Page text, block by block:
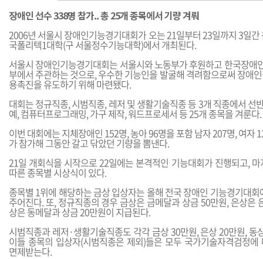
장애인 선수 338명 참가.. 총 25개 종목에서 기량 겨뤄
2006년 서울시 장애인기능경기대회가 오는 21일부터 23일까지 3일
국폴리텍1대학(구 서울정수기능대학)에서 개최된다.
서울시 장애인기능경기대회는 서울시와 노동부가 후원하고 한국장애
부에서 주관하는 것으로, 우수한 기능인을 발굴해 격려함으로써 장애
용촉진을 유도하기 위해 마련됐다.
대회는 정규직종, 시범직종, 레저 및 생활기술직종 등 3개 직종에서 선
예, 컴퓨터프로그래밍, 가구 제작, 워드프로세서 등 25개 종목을 겨룬다.
이번 대회에는 지체장애인 152명, 농아 96명을 포함 남자 207명, 여자
가 참가해 그동안 갈고 닦았던 기량을 뽐낸다.
21일 개회식을 시작으로 22일에는 본격적인 기능대회가 진행되고,
따른 종목별 시상식이 있다.
종목별 1위에 해당하는 금상 입상자는 올해 전국 장애인 기능경기대
주어진다. 또, 정규직종의 경우 금상은 금메달과 상금 50만원, 은상은
상은 동메달과 상금 20만원이 지급된다.
시범직종과 레저·생활기술직종도 각각 금상 30만원, 은상 20만원, 동
이들 종목의 입상자(시범직종은 제외)들은 모두 국가기술자격검정
면제받는다.